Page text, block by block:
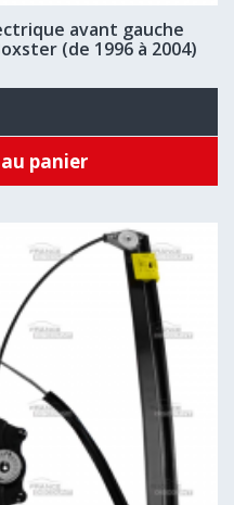
avant gauche
(de 1996 à 2004)
panier